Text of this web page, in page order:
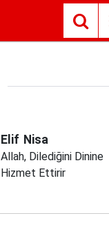
Elif Nisa
Allah, Dilediğini Dinine
Hizmet Ettirir